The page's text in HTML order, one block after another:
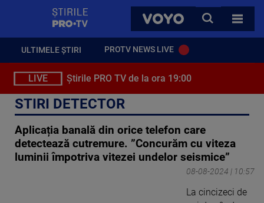
VOYO
CAUTA
TOATE
ULTIMELE ȘTIRI PROTV NEWS LIVE
LIVE Știrile PRO TV de la ora 19:00
STIRI DETECTOR
Aplicația banală din orice telefon care
detectează cutremure. ”Concurăm cu viteza
luminii împotriva vitezei undelor seismice”
08-08-2024 | 10:57
La cincizeci de